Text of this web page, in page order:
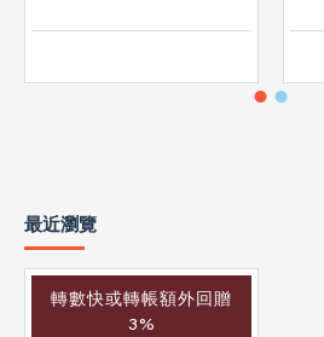
最近瀏覽
轉數快或轉帳額外回贈
3%